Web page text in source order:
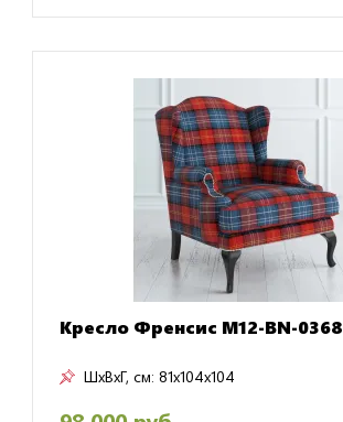
Кресло Френсис M12-BN-0368
ШxВxГ, см: 81x104x104